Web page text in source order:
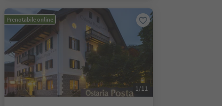
Prenotabile online
1/11